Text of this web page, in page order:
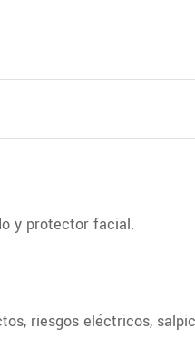
y protector facial.
riesgos eléctricos,